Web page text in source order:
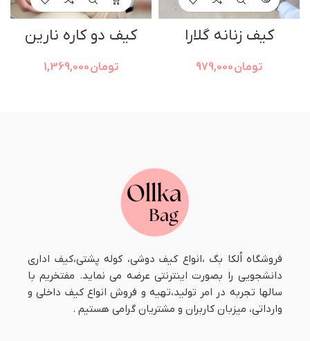
کیف زنانه گلارا
تومان
کیف دو کاره نارین
تومان
فروشگاه اُلکا بگ ،انواع کیف دوشی، کوله پشتی،کیف اداری
دانشجویی را بصورت اینترنتی عرضه می نماید. مفتخریم با
سالها تجربه در امر تولید،تهیه و فروش انواع کیف داخلی و
وارداتی، میزبان کاربران و مشتریان گرامی هستیم .